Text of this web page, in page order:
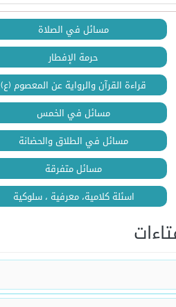
مسائل في الصلاة
حرمة الإفطار
قراءة القرآن والرواية عن المعصوم (ع)
مسائل في الخمس
مسائل في الطلاق والحضانة
مسائل متفرقة
اسئلة كلامية، معرفية ، سلوكية